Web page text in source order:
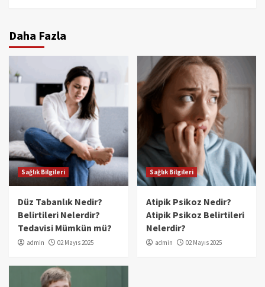
Daha Fazla
Sağlık Bilgileri
Düz Tabanlık Nedir?
Belirtileri Nelerdir?
Tedavisi Mümkün mü?
admin 02 Mayıs 2025
Sağlık Bilgileri
Atipik Psikoz Nedir?
Atipik Psikoz Belirtileri
Nelerdir?
admin 02 Mayıs 2025